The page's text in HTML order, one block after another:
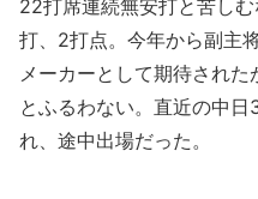
22打席連続無安打と苦し
打、2打点。今年から副主
メーカーとして期待され
とふるわない。直近の中
れ、途中出場だった。